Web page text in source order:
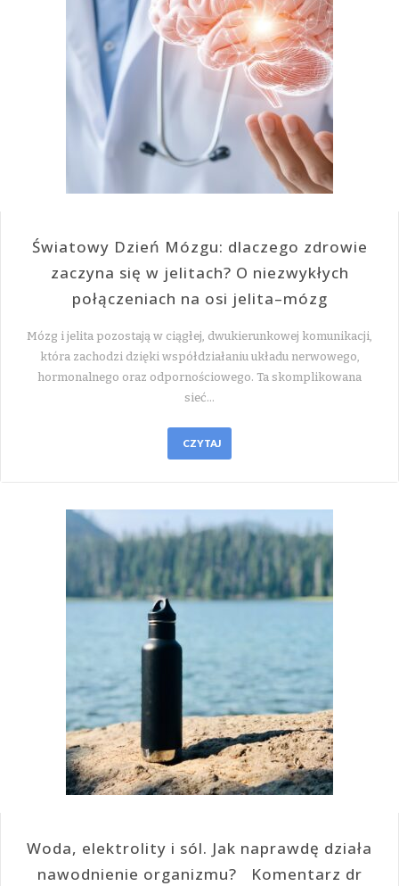
Światowy Dzień Mózgu: dlaczego zdrowie
zaczyna się w jelitach? O niezwykłych
połączeniach na osi jelita–mózg
Mózg i jelita pozostają w ciągłej, dwukierunkowej komunikacji,
która zachodzi dzięki współdziałaniu układu nerwowego,
hormonalnego oraz odpornościowego. Ta skomplikowana
sieć…
CZYTAJ
Woda, elektrolity i sól. Jak naprawdę działa
nawodnienie organizmu? Komentarz dr